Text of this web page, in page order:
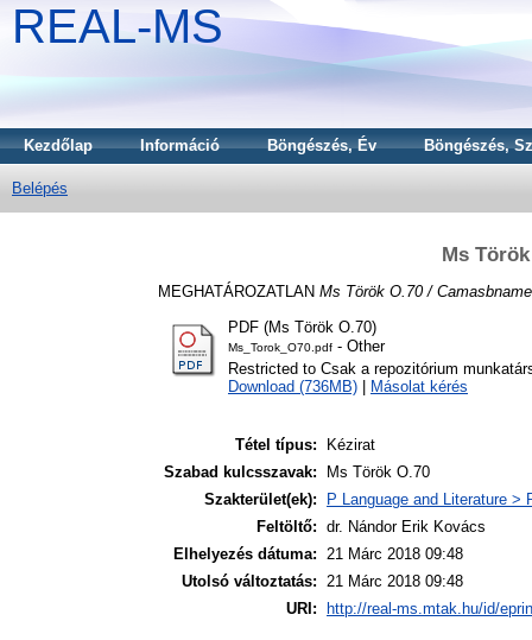
REAL-MS
Kezdőlap Információ Böngészés, Év Böngészés,
Belépés
Ms
MEGHATÁROZATLAN Ms Török O.70 /
PDF (Ms Török O.70)
Ms_Torok_O70.pdf - Other
Restricted to Csak a repozitórium
Download (736MB)
Másolat kérés
Tétel típus:
Kézirat
Szabad kulcsszavak:
Ms Török O.70
Szakterület(ek):
P Language and Literature >
Feltöltő: dr. Nándor Erik Kovács
Elhelyezés dátuma: 21 Márc 2018 09:48
Utolsó változtatás: 21 Márc 2018 09:48
URI:
http://real-ms.mtak.hu/id/